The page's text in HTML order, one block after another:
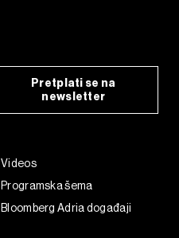
Pretplati se na
newsletter
Videos
Programska šema
Bloomberg Adria događaji